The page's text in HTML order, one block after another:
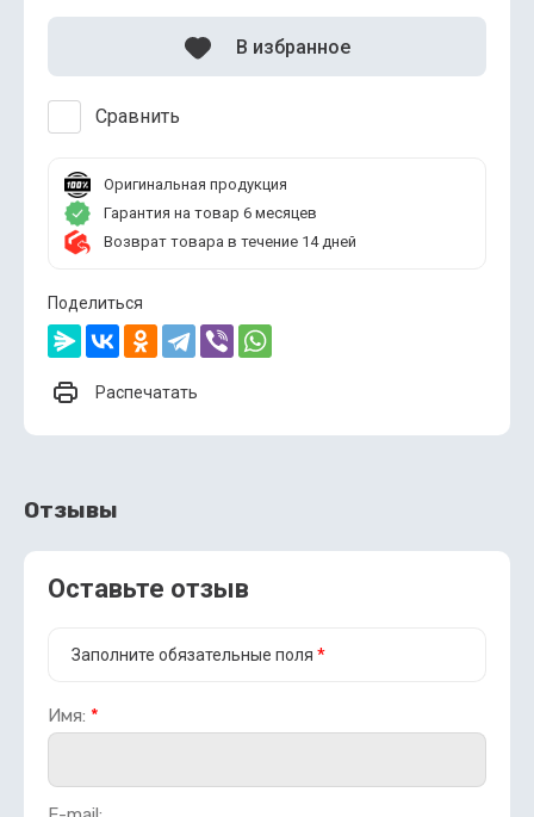
Сравнить
В избранное
Оригинальная продукция
Гарантия на товар 6 месяцев
Возврат товара в течение 14 дней
Поделиться
Распечатать
Отзывы
Оставьте отзыв
Заполните обязательные поля *
Имя: *